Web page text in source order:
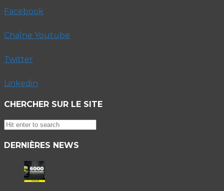
Facebook
Chaîne Youtube
Twitter
Linkedin
CHERCHER SUR LE SITE
DERNIÈRES NEWS